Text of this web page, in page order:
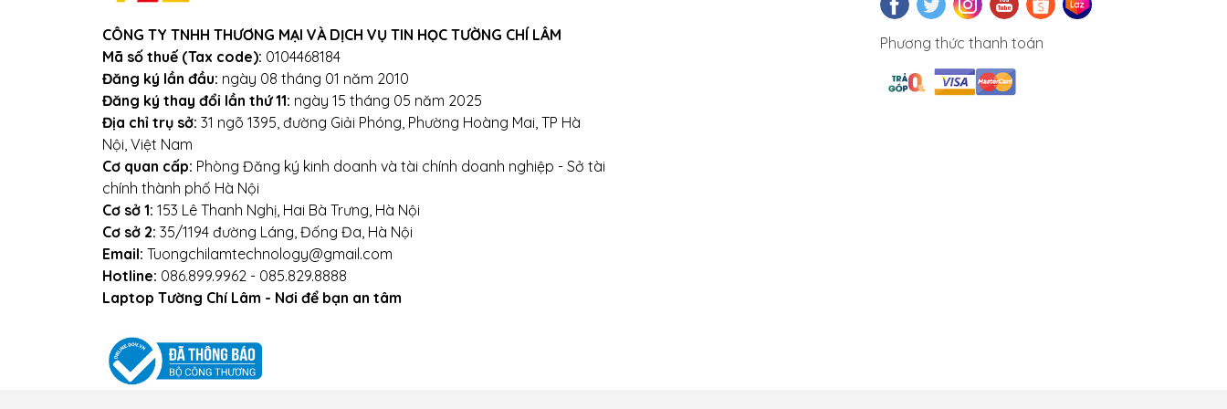
Địa chỉ: Số 153 Lê Thanh Nghị- Phường Đồng Tâm- Quận Hai Bà Trưng- Hà Nội.
Website:
CÔNG TY TNHH THƯƠNG MẠI VÀ DỊCH VỤ TIN HỌC TƯỜNG CHÍ LÂM
Mã số thuế (Tax code): 0104468184
Đăng ký lần đầu: ngày 08 tháng 01 năm 2010
Đăng ký thay đổi lần thứ 11: ngày 15 tháng 05 năm 2025
Địa chỉ trụ sở: 31 ngõ 1395, đường Giải Phóng, Phường Hoàng Mai, TP Hà
Nội, Việt Nam
Cơ quan cấp: Phòng Đăng ký kinh doanh và tài chính doanh nghiệp - Sở tài
chính thành phố Hà Nội
Cơ sở 1: 153 Lê Thanh Nghị, Hai Bà Trưng, Hà Nội
Cơ sở 2: 35/1194 đường Láng, Đống Đa, Hà Nội
Email: Tuongchilamtechnology@gmail.com
Hotline: 086.899.9962 - 085.829.8888
Laptop Tường Chí Lâm - Nơi để bạn an tâm
Phương thức thanh toán